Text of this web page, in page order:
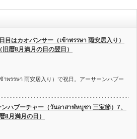
目はカオパンサー（เข้าพรรษา 雨安居入り）
暦8月満月の日の翌日）
พรรษา 雨安居入り）で祝日。アーサーンハブー
ンハブーチャー（วันอาสาฬหบูชา 三宝節）7、
8月満月の日）